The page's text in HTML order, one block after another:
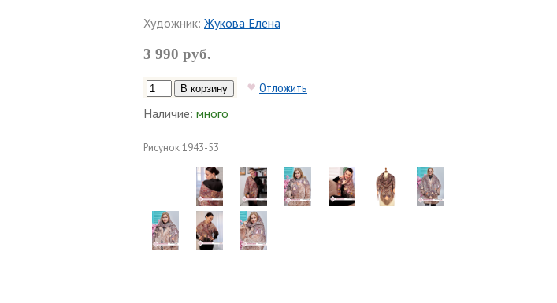
Художник: Жукова Елена
3 990 руб.
Отложить
Наличие: много
Рисунок1943-53